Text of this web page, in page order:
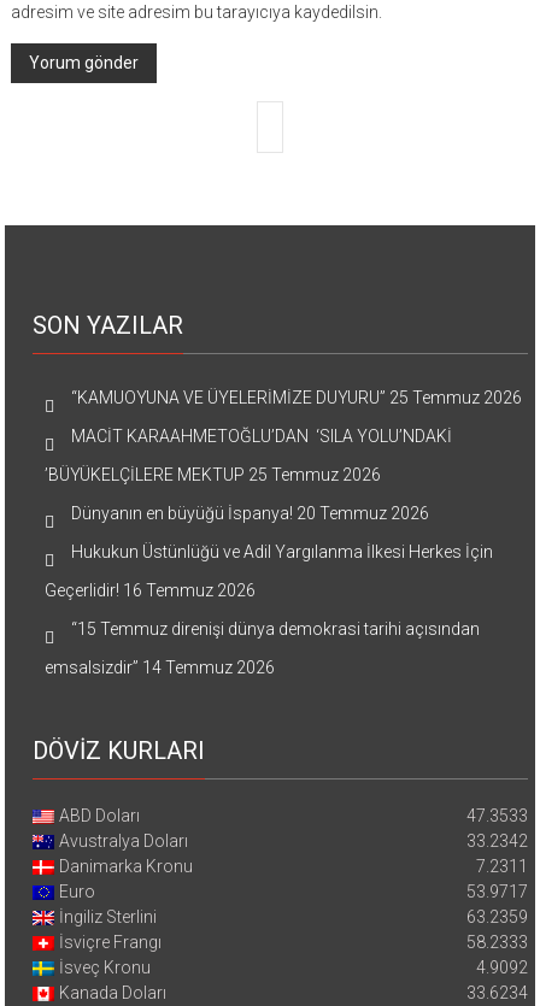
adresim ve site adresim bu tarayıcıya kaydedilsin.
SON YAZILAR
“KAMUOYUNA VE ÜYELERİMİZE DUYURU” 25 Temmuz 2026
MACİT KARAAHMETOĞLU’DAN ‘SILA YOLU’NDAKİ
’BÜYÜKELÇİLERE MEKTUP 25 Temmuz 2026
Dünyanın en büyüğü İspanya! 20 Temmuz 2026
Hukukun Üstünlüğü ve Adil Yargılanma İlkesi Herkes İçin
Geçerlidir! 16 Temmuz 2026
“15 Temmuz direnişi dünya demokrasi tarihi açısından
emsalsizdir” 14 Temmuz 2026
DÖVİZ KURLARI
ABD Doları
47.3533
Avustralya Doları
33.2342
Danimarka Kronu
7.2311
Euro
53.9717
İngiliz Sterlini
63.2359
İsviçre Frangı
58.2333
İsveç Kronu
4.9092
Kanada Doları
33.6234